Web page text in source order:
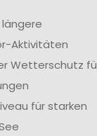
Aktivitäten
Wetterschutz
für starken